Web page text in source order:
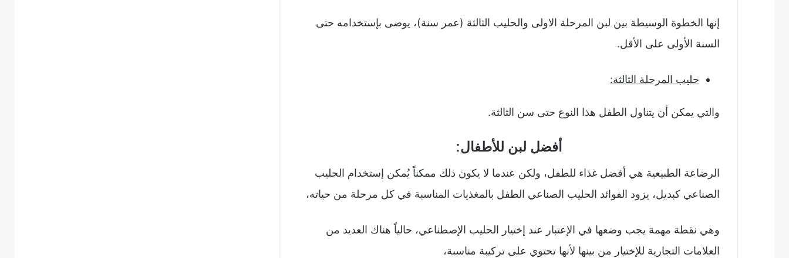
إنها الخطوة الوسيطة بين لبن المرحلة الاولى والحليب الثالثة (عمر سنة)، يوصى بإستخدامه حتى
السنة الأولى على الأقل.
حليب المرحلة الثالثة:
والتي يمكن أن يتناول الطفل هذا النوع حتى سن الثالثة.
أفضل لبن للأطفال:
الرضاعة الطبيعية هي أفضل غذاء للطفل، ولكن عندما لا يكون ذلك ممكناً يُمكن إستخدام الحليب
الصناعي كبديل، يزود الفوائد الحليب الصناعي الطفل بالمغذيات المناسبة في كل مرحلة من حياته،
وهي نقطة مهمة يجب وضعها في الإعتبار عند إختيار الحليب الإصطناعي، حالياً هناك العديد من
العلامات التجارية للإختيار من بينها لأنها تحتوي على تركيبة مناسبة،